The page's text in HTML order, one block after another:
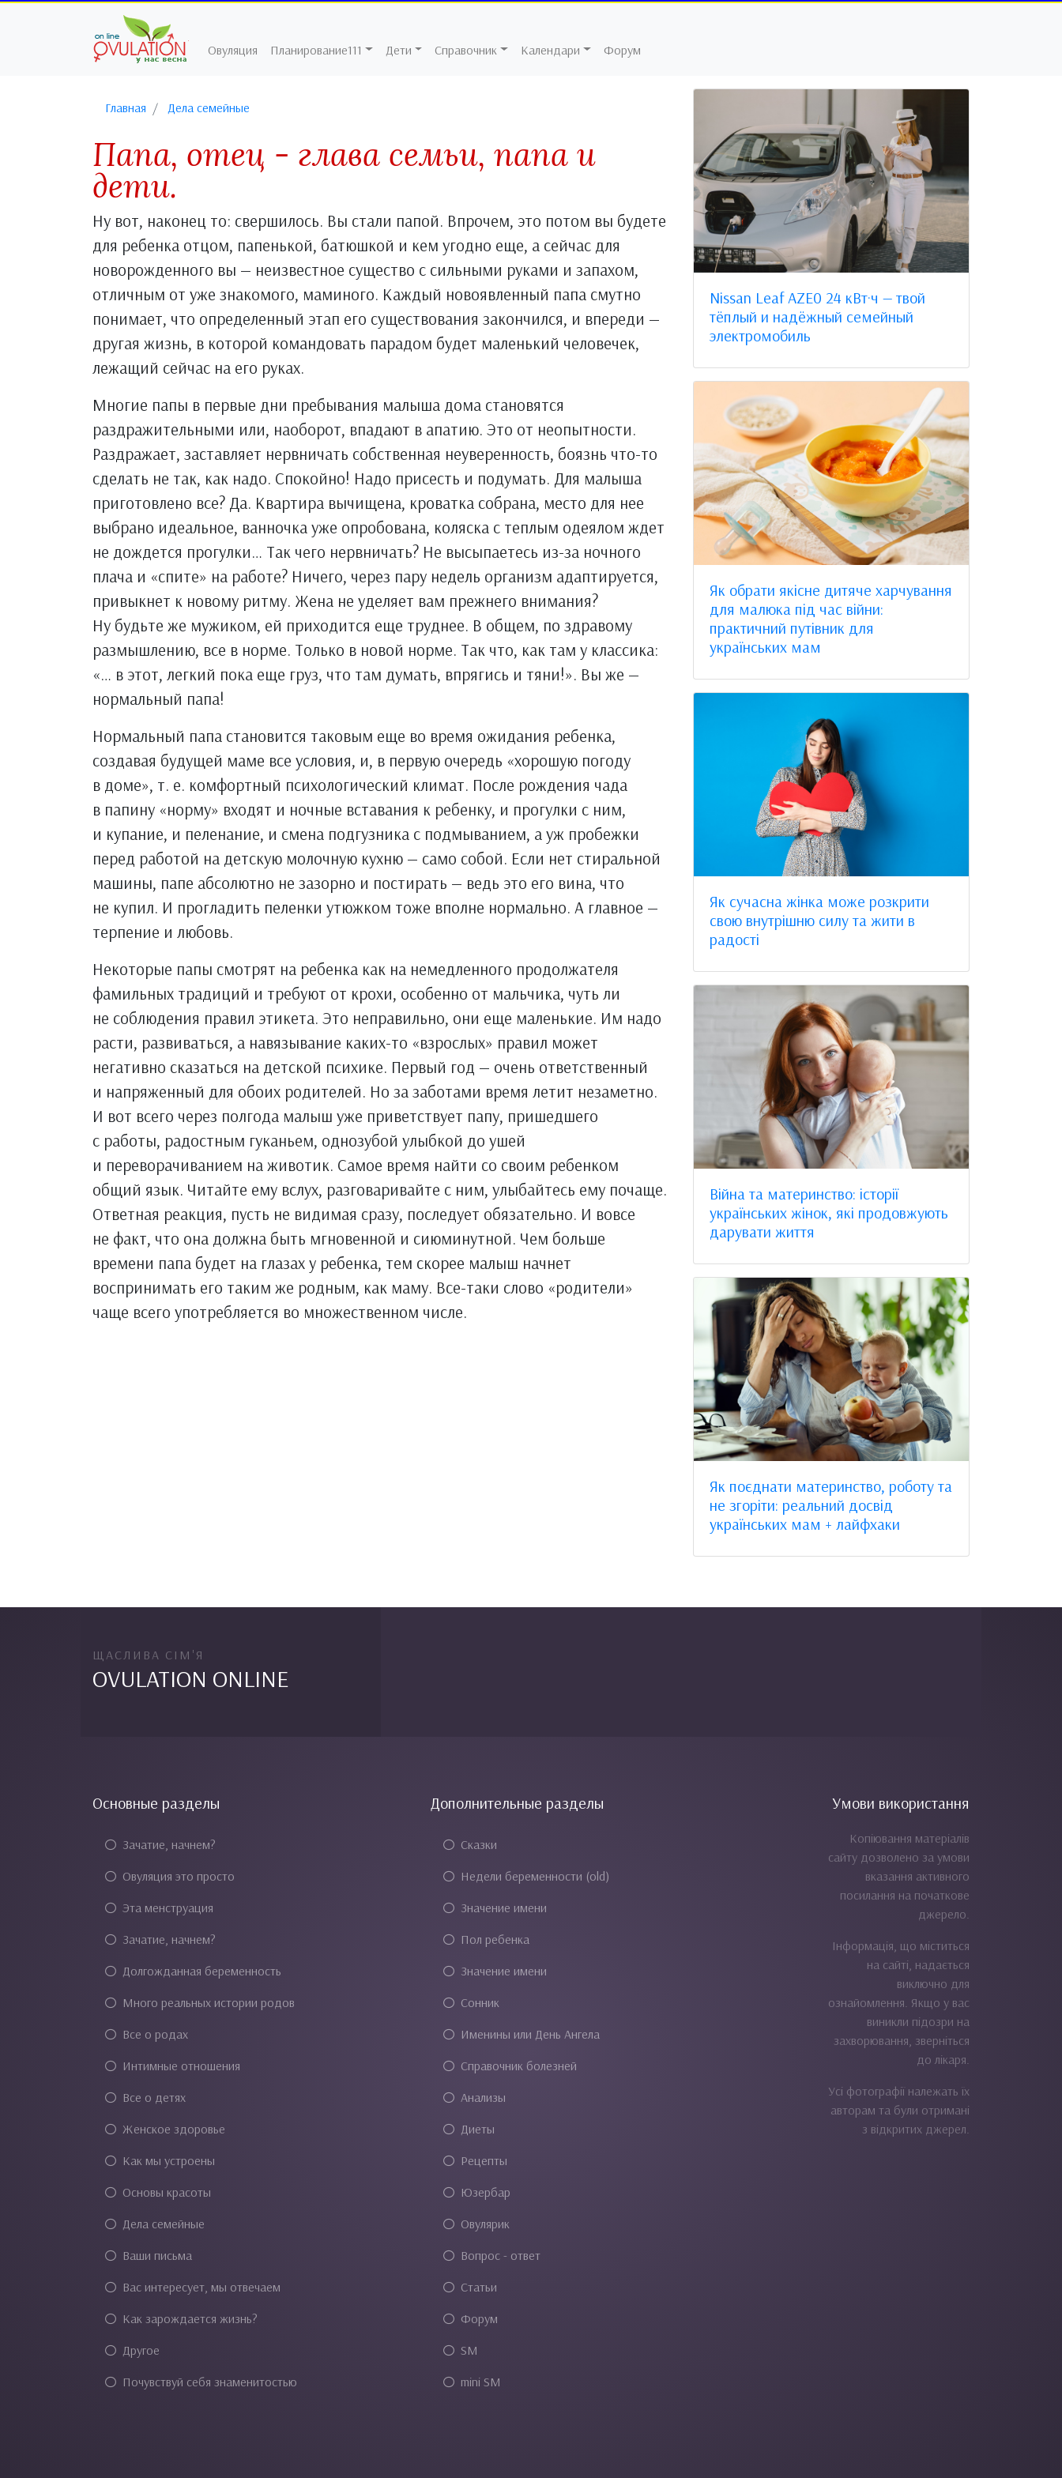
Овуляция Планирование111 Дети Справочник Календари Форум
Главная Дела семейные
Папа, отец - глава семьи, папа и
дети.
Ну вот, наконец то: свершилось. Вы стали папой. Впрочем, это потом вы будете
для ребенка отцом, папенькой, батюшкой и кем угодно еще, а сейчас для
новорожденного вы — неизвестное существо с сильными руками и запахом,
отличным от уже знакомого, маминого. Каждый новоявленный папа смутно
понимает, что определенный этап его существования закончился, и впереди —
другая жизнь, в которой командовать парадом будет маленький человечек,
лежащий сейчас на его руках.
Многие папы в первые дни пребывания малыша дома становятся
раздражительными или, наоборот, впадают в апатию. Это от неопытности.
Раздражает, заставляет нервничать собственная неуверенность, боязнь что-то
сделать не так, как надо. Спокойно! Надо присесть и подумать. Для малыша
приготовлено все? Да. Квартира вычищена, кроватка собрана, место для нее
выбрано идеальное, ванночка уже опробована, коляска с теплым одеялом ждет
не дождется прогулки… Так чего нервничать? Не высыпаетесь из-за ночного
плача и «спите» на работе? Ничего, через пару недель организм адаптируется,
привыкнет к новому ритму. Жена не уделяет вам прежнего внимания?
Ну будьте же мужиком, ей приходится еще труднее. В общем, по здравому
размышлению, все в норме. Только в новой норме. Так что, как там у классика:
«… в этот, легкий пока еще груз, что там думать, впрягись и тяни!». Вы же —
нормальный папа!
Нормальный папа становится таковым еще во время ожидания ребенка,
создавая будущей маме все условия, и, в первую очередь «хорошую погоду
в доме», т. е. комфортный психологический климат. После рождения чада
в папину «норму» входят и ночные вставания к ребенку, и прогулки с ним,
и купание, и пеленание, и смена подгузника с подмыванием, а уж пробежки
перед работой на детскую молочную кухню — само собой. Если нет стиральной
машины, папе абсолютно не зазорно и постирать — ведь это его вина, что
не купил. И прогладить пеленки утюжком тоже вполне нормально. А главное —
терпение и любовь.
Некоторые папы смотрят на ребенка как на немедленного продолжателя
фамильных традиций и требуют от крохи, особенно от мальчика, чуть ли
не соблюдения правил этикета. Это неправильно, они еще маленькие. Им надо
расти, развиваться, а навязывание каких-то «взрослых» правил может
негативно сказаться на детской психике. Первый год — очень ответственный
и напряженный для обоих родителей. Но за заботами время летит незаметно.
И вот всего через полгода малыш уже приветствует папу, пришедшего
с работы, радостным гуканьем, однозубой улыбкой до ушей
и переворачиванием на животик. Самое время найти со своим ребенком
общий язык. Читайте ему вслух, разговаривайте с ним, улыбайтесь ему почаще.
Ответная реакция, пусть не видимая сразу, последует обязательно. И вовсе
не факт, что она должна быть мгновенной и сиюминутной. Чем больше
времени папа будет на глазах у ребенка, тем скорее малыш начнет
воспринимать его таким же родным, как маму. Все-таки слово «родители»
чаще всего употребляется во множественном числе.
Nissan Leaf AZE0 24 кВт·ч — твой
тёплый и надёжный семейный
электромобиль
Як обрати якісне дитяче харчування
для малюка під час війни:
практичний путівник для
українських мам
Як сучасна жінка може розкрити
свою внутрішню силу та жити в
радості
Війна та материнство: історії
українських жінок, які продовжують
дарувати життя
Як поєднати материнство, роботу та
не згоріти: реальний досвід
українських мам + лайфхаки
ЩАСЛИВА СІМ'Я
OVULATION ONLINE
Умови використання
Копіювання матеріалів
сайту дозволено за умови
вказання активного
посилання на початкове
джерело.
Інформація, що міститься
на сайті, надається
виключно для
ознайомлення. Якщо у вас
виникли підозри на
захворювання, зверніться
до лікаря.
Усі фотографії належать їх
авторам та були отримані
з відкритих джерел.
Основные разделы
Зачатие, начнем?
Овуляция это просто
Эта менструация
Зачатие, начнем?
Долгожданная беременность
Много реальных истории родов
Все о родах
Интимные отношения
Все о детях
Женское здоровье
Как мы устроены
Основы красоты
Дела семейные
Ваши письма
Вас интересует, мы отвечаем
Как зарождается жизнь?
Другое
Почувствуй себя знаменитостью
Дополнительные разделы
Сказки
Недели беременности (old)
Значение имени
Пол ребенка
Значение имени
Сонник
Именины или День Ангела
Справочник болезней
Анализы
Диеты
Рецепты
Юзербар
Овулярик
Вопрос - ответ
Статьи
Форум
SM
mini SM